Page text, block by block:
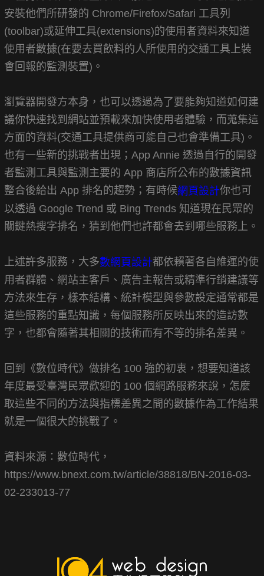
安裝他們所研發的 Chrome/Firefox/Safari 工具列
(toolbar)或延伸工具(extensions)的使用者資料來知道
使用者數據(在要去買飲料的人所使用的交通工具上裝
會回報的監測裝置)。
瀏覽器開發方本身，也可以透過為了要能夠知道如何建
議你快速找到網站並預載來加快使用者體驗，而蒐集這
方面的資料(交通工具提供商可能自己也會準備工具)。
也有一些新的挑戰者出現；App Annie 透過自行的開發
者監測工具與監測主要的 App 商店所公布的數據資訊
整合後給出 App 排名的趨勢；有時候網頁設計你也可
以透過 Google Trend 或 Bing Trends 知道現在民眾的
關鍵熱搜字排名，猜到他們也許都會去到哪些服務上。
上述許多服務，大多數網頁設計都依賴著各自維運的使
用者群體、網站主客戶、廣告主報告或精準行銷建議等
方法來生存，樣本結構、統計模型與參數設定通常都是
這些服務的重點知識，每個服務所反映出來的造訪數
字，也都會隨著其相關的技術而有不等的排名差異。
回到《數位時代》做排名 100 強的初衷，想要知道該
年度最受臺灣民眾歡迎的 100 個網路服務來說，怎麼
取這些不同的方法與指標差異之間的數據作為工作結果
就是一個很大的挑戰了。
資料來源：數位時代，
https://www.bnext.com.tw/article/38818/BN-2016-03-
02-233013-77